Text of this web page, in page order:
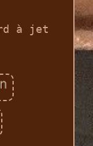
à jet